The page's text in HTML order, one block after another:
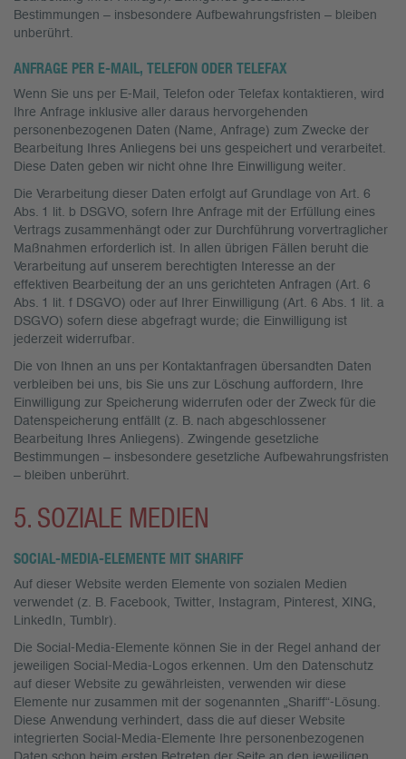
Bestimmungen – insbesondere Aufbewahrungsfristen – bleiben
unberührt.
ANFRAGE PER E-MAIL, TELEFON ODER TELEFAX
Wenn Sie uns per E-Mail, Telefon oder Telefax kontaktieren, wird
Ihre Anfrage inklusive aller daraus hervorgehenden
personenbezogenen Daten (Name, Anfrage) zum Zwecke der
Bearbeitung Ihres Anliegens bei uns gespeichert und verarbeitet.
Diese Daten geben wir nicht ohne Ihre Einwilligung weiter.
Die Verarbeitung dieser Daten erfolgt auf Grundlage von Art. 6
Abs. 1 lit. b DSGVO, sofern Ihre Anfrage mit der Erfüllung eines
Vertrags zusammenhängt oder zur Durchführung vorvertraglicher
Maßnahmen erforderlich ist. In allen übrigen Fällen beruht die
Verarbeitung auf unserem berechtigten Interesse an der
effektiven Bearbeitung der an uns gerichteten Anfragen (Art. 6
Abs. 1 lit. f DSGVO) oder auf Ihrer Einwilligung (Art. 6 Abs. 1 lit. a
DSGVO) sofern diese abgefragt wurde; die Einwilligung ist
jederzeit widerrufbar.
Die von Ihnen an uns per Kontaktanfragen übersandten Daten
verbleiben bei uns, bis Sie uns zur Löschung auffordern, Ihre
Einwilligung zur Speicherung widerrufen oder der Zweck für die
Datenspeicherung entfällt (z. B. nach abgeschlossener
Bearbeitung Ihres Anliegens). Zwingende gesetzliche
Bestimmungen – insbesondere gesetzliche Aufbewahrungsfristen
– bleiben unberührt.
5. SOZIALE MEDIEN
SOCIAL-MEDIA-ELEMENTE MIT SHARIFF
Auf dieser Website werden Elemente von sozialen Medien
verwendet (z. B. Facebook, Twitter, Instagram, Pinterest, XING,
LinkedIn, Tumblr).
Die Social-Media-Elemente können Sie in der Regel anhand der
jeweiligen Social-Media-Logos erkennen. Um den Datenschutz
auf dieser Website zu gewährleisten, verwenden wir diese
Elemente nur zusammen mit der sogenannten „Shariff“-Lösung.
Diese Anwendung verhindert, dass die auf dieser Website
integrierten Social-Media-Elemente Ihre personenbezogenen